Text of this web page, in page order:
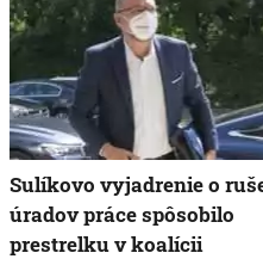
Sulíkovo vyjadrenie o
úradov práce spôsobilo
prestrelku v koalícii